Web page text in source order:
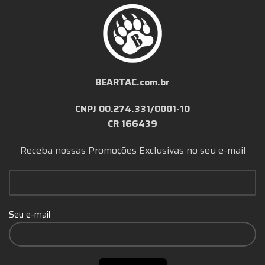
BEARTAC.com.br
CNPJ 00.274.331/0001-10
CR 166439
Receba nossas Promoções Exclusivas no seu e-mail
Seu e-mail